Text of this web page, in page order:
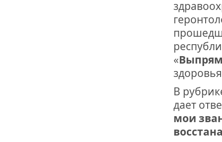
«
В
дает
мои